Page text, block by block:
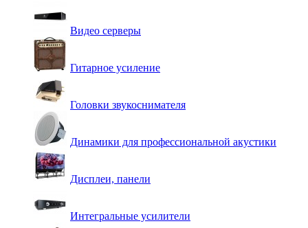
Видео серверы
Гитарное усиление
Головки звукоснимателя
Динамики для профессиональной акустики
Дисплеи, панели
Интегральные усилители